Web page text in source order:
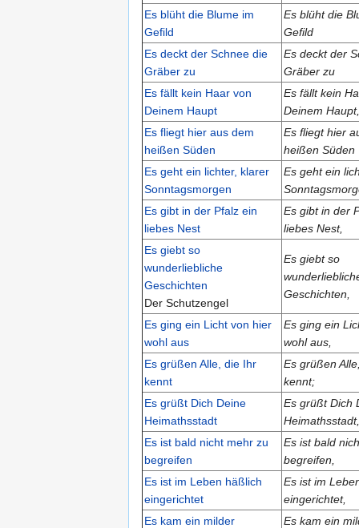
Es blüht die Blume im
Gefild
Es blüht die
Gefild
Es deckt der Schnee die
Gräber zu
Es deckt der
Gräber zu
Es fällt kein Haar von
Deinem Haupt
Es fällt kein
Deinem Haupt,
Es fliegt hier aus dem
heißen Süden
Es fliegt hier
heißen Süden
Es geht ein lichter, klarer
Sonntagsmorgen
Es geht ein
Es gibt in der Pfalz ein
liebes Nest
Es gibt in der
liebes Nest,
Es giebt so
wunderliebliche
Geschichten
Der Schutzengel
Es giebt so
Geschichten,
Es ging ein Licht von hier
wohl aus
Es ging ein
wohl aus,
Es grüßen Alle, die Ihr
kennt
Es grüßen
kennt;
Es grüßt Dich Deine
Heimathsstadt
Es grüßt Dich
Heimathsstadt,
Es ist bald nicht mehr zu
begreifen
Es ist bald
begreifen,
Es ist im Leben häßlich
eingerichtet
Es ist im
eingerichtet,
Es kam ein milder
Es kam ein